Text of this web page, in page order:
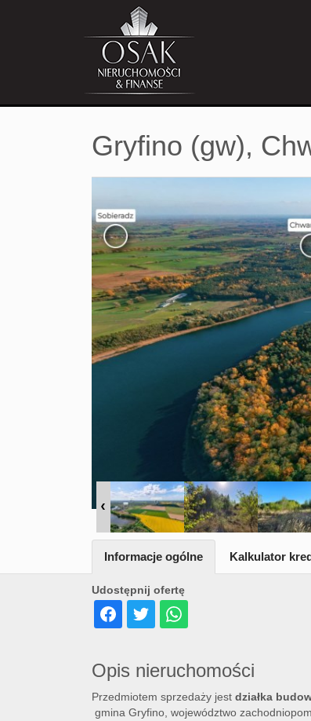
Gryfino (gw),
Udostępnij ofertę
Informacje ogólne Kalkulator
Opis nieruchomości
Przedmiotem sprzedaży jest działka
gmina Gryfino, województwo